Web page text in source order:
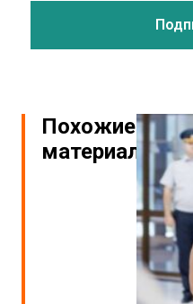
Похожие
материалы